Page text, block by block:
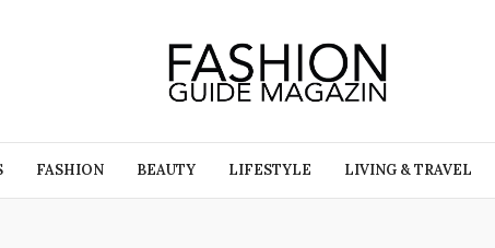
FASHION BEAUTY LIFESTYLE LIVING & TRAVEL